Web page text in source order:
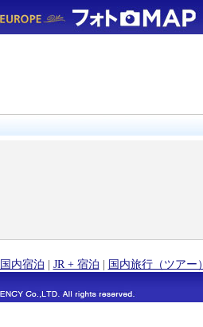
国内宿泊 | JR + 宿泊 | 国内旅行（ツアー）